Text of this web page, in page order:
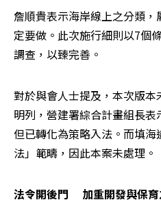
詹順貴表示海岸線上之分類
定要做。此次施行細則以7個
調查，以臻完善。
對於與會人士提及，本次版本
明列，營建署綜合計畫組長表
但已轉化為策略入法。而填
法」範疇，因此本案未處理。
法令開後門 　加重開發與保